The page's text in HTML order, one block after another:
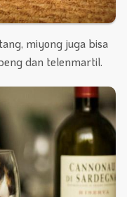
miyong juga bisa
dan telenmartil.